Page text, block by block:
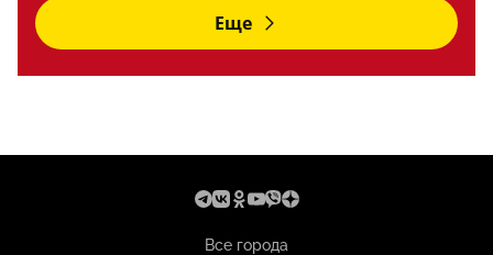
Еще
Все города